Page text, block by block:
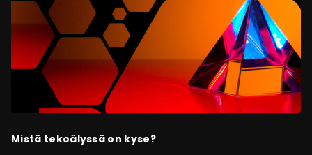
Mistä tekoälyssä on kyse?